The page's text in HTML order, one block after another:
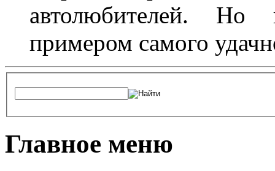
автолюбителей. Но
примером самого
Главное меню